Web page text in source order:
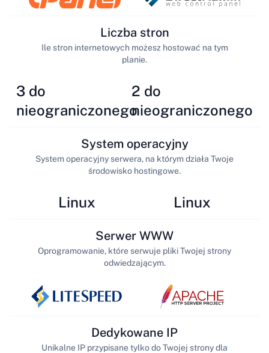
3 do
nieograniczonego
Liczba stron
Ile stron internetowych możesz hostować na tym
planie.
2 do
nieograniczonego
Linux
System operacyjny
System operacyjny serwera, na którym działa Twoje
środowisko hostingowe.
Linux
Serwer WWW
Oprogramowanie, które serwuje pliki Twojej strony
odwiedzającym.
Dedykowane IP
Unikalne IP przypisane tylko do Twojej strony dla